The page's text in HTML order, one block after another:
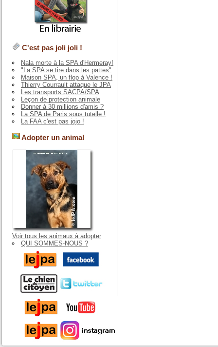
C'est pas joli joli !
Nala morte à la SPA d'Hermeray!
"La SPA se tire dans les pattes"
Maison SPA, un flop à Valence !
Thierry Courrault attaque le JPA
Les transports SACPA/SPA
Leçon de protection animale
Donner à 30 millions d'amis ?
La SPA de Paris sous tutelle !
La FAA c'est pas jojo !
Adopter un animal
Voir tous les animaux à adopter
QUI SOMMES-NOUS ?